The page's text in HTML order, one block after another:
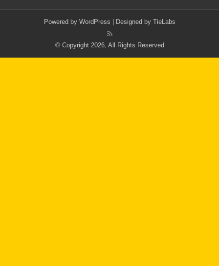
Powered by WordPress | Designed by TieLabs
© Copyright 2026, All Rights Reserved